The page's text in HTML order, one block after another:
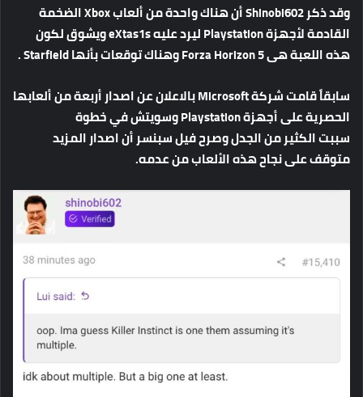
وقدذكر أنهناكواحدةمنألعاب
الضخمة
القادمةلأجهزة ليردعليه ويشوقلكون
هذهاللعبةهى وهناكتوقعاتبأنها
سابقاًقامتشركة بالاعلانعناصدارأربعةمنألعابها
الحصريةعلىأجهزة وسويتشفيخطوة
سببتالكثيرمنالجدلوصرحفيلسبنسرأناصدارالمزيد
متوقفعلىنجاحهذهالألعابمنعدمه.